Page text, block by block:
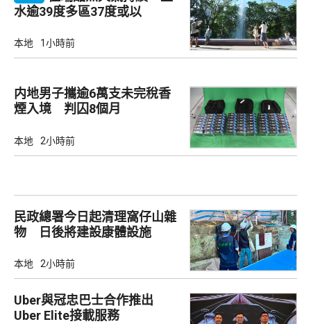
水逾39度多區37度或以
本地 1小時前
内地男子攜逾6萬支未完稅香
煙入境 判囚8個月
本地 2小時前
民政總署今日起清理窩仔山雜
物 日後將建設康體設施
本地 2小時前
Uber與冠忠巴士合作推出
Uber Elite接載服務